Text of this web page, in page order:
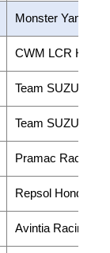
Monster Yamaha
CWM LCR Honda
Team SUZUKI
Team SUZUKI
Pramac Racing
Repsol Honda
Avintia Racing